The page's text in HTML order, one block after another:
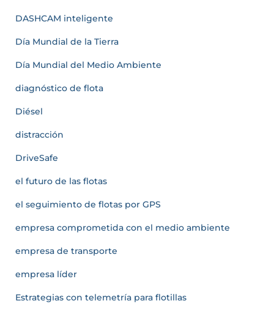
DASHCAM inteligente
Día Mundial de la Tierra
Día Mundial del Medio Ambiente
diagnóstico de flota
Diésel
distracción
DriveSafe
el futuro de las flotas
el seguimiento de flotas por GPS
empresa comprometida con el medio ambiente
empresa de transporte
empresa líder
Estrategias con telemetría para flotillas